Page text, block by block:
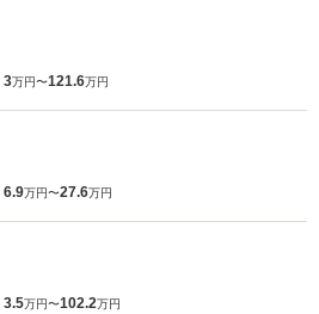
3万円〜121.6万円
6.9万円〜27.6万円
3.5万円〜102.2万円